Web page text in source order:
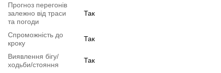
Прогноз перегонів
залежно від траси
та погоди
Так
Спроможність до
кроку
Так
Виявлення бігу/
ходьби/стояння
Так